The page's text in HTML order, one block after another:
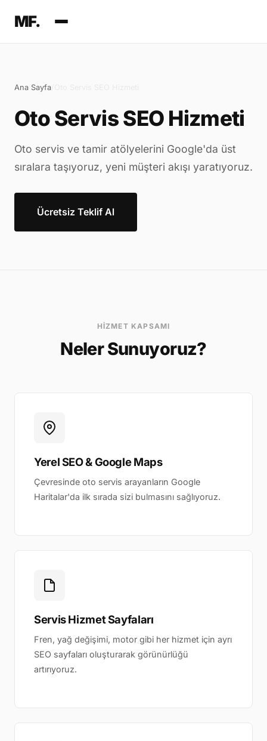
MF.
Ana Sayfa
Oto Servis SEO Hizmeti
Oto servis ve tamir atölyelerini Google'da üst
sıralara taşıyoruz, yeni müşteri akışı yaratıyoruz.
Ücretsiz Teklif Al
HIZMET KAPSAMI
Neler Sunuyoruz?
Yerel SEO & Google Maps
Çevresinde oto servis arayanların Google
Haritalar'da ilk sırada sizi bulmasını sağlıyoruz.
Servis Hizmet Sayfaları
Fren, yağ değişimi, motor gibi her hizmet için ayrı
SEO sayfaları oluşturarak görünürlüğü
artırıyoruz.